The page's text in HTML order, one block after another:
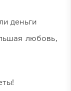
деньги
любовь,